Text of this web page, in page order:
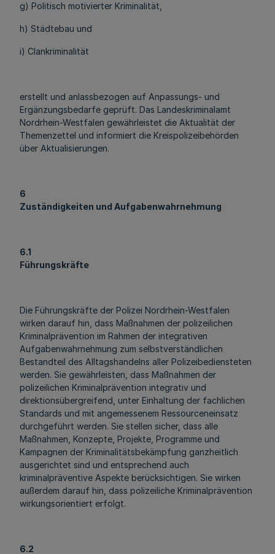
g) Politisch motivierter Kriminalität,
h) Städtebau und
i) Clankriminalität
erstellt und anlassbezogen auf Anpassungs- und
Ergänzungsbedarfe geprüft. Das Landeskriminalamt
Nordrhein-Westfalen gewährleistet die Aktualität der
Themenzettel und informiert die Kreispolizeibehörden
über Aktualisierungen.
6
Zuständigkeiten und Aufgabenwahrnehmung
6.1
Führungskräfte
Die Führungskräfte der Polizei Nordrhein-Westfalen
wirken darauf hin, dass Maßnahmen der polizeilichen
Kriminalprävention im Rahmen der integrativen
Aufgabenwahrnehmung zum selbstverständlichen
Bestandteil des Alltagshandelns aller Polizeibediensteten
werden. Sie gewährleisten, dass Maßnahmen der
polizeilichen Kriminalprävention integrativ und
direktionsübergreifend, unter Einhaltung der fachlichen
Standards und mit angemessenem Ressourceneinsatz
durchgeführt werden. Sie stellen sicher, dass alle
Maßnahmen, Konzepte, Projekte, Programme und
Kampagnen der Kriminalitätsbekämpfung ganzheitlich
ausgerichtet sind und entsprechend auch
kriminalpräventive Aspekte berücksichtigen. Sie wirken
außerdem darauf hin, dass polizeiliche Kriminalprävention
wirkungsorientiert erfolgt.
6.2